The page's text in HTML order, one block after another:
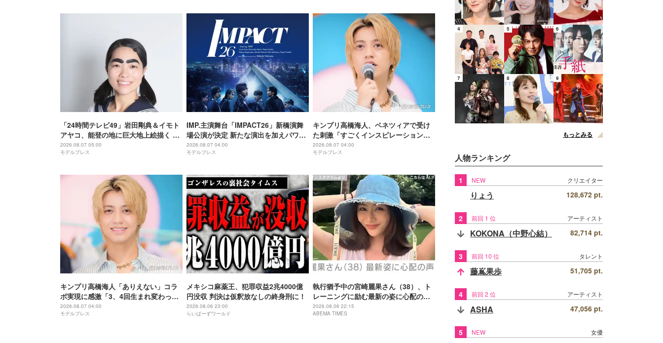
「24時間テレビ49」岩田剛典＆イモト
アヤコ、能登の地に巨大地上絵描く 完
成披露にはサプライズアーティストも
登場予定
2026.08.07 05:00
モデルプレス
IMP.主演舞台「IMPACT26」新橋演舞
場公演が決定 新たな演出を加えパワー
アップ
2026.08.07 04:00
モデルプレス
キンプリ高橋海人、ベネツィアで受け
た刺激「すごくインスピレーション溢
れる街」
2026.08.07 04:00
モデルプレス
キンプリ高橋海人「ありえない」コラ
ボ実現に感激「3、4回生まれ変わって
もできない」
2026.08.07 04:00
モデルプレス
メキシコ麻薬王、犯罪収益2兆4000億
円没収 判決は仮釈放なしの終身刑に！
2026.08.06 23:00
らいばーずワールド
執行猶予中の宮崎麗果さん（38）、ト
レーニングに励む最新の姿に心配の声
「痩せ過ぎ」「なんだか痛々しい…」
2026.08.06 22:15
ABEMA TIMES
4 5 6
7 8 9
もっとみる
人物ランキング
1 NEW クリエイター
りょう 128,672 pt.
2 前回 1 位 アーティスト
KOKONA（中野心結） 82,714 pt.
3 前回 10 位 タレント
藤嶌果歩 51,705 pt.
4 前回 2 位 アーティスト
ASHA 47,056 pt.
5 NEW 女優